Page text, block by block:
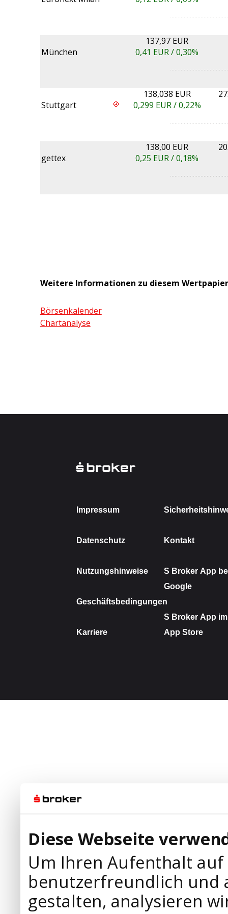
Diese Webseite
Um Ihren Aufenthalt
benutzerfreundlich und
gestalten, analysieren
München
137,97 EUR
0,41 EUR /0,30%
Stuttgart
138,038 EUR
0,299 EUR /0,22%
gettex
138,00 EUR
0,25 EUR /0,18%
Weitere Informationen zu diesem Wertpapier
Börsenkalender
Chartanalyse